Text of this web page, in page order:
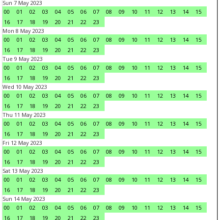
Sun 7 May 2023
00
01 02 03 04 05 06 07 08 09 10 11 12 13 14
15
16
17 18 19 20 21 22
23
Mon 8 May 2023
00
01 02 03 04 05 06 07 08 09 10 11 12 13 14
15
16
17 18 19 20 21 22
23
Tue 9 May 2023
00
01 02 03 04 05 06 07 08 09 10 11 12 13 14
15
16
17 18 19 20 21 22
23
Wed 10 May 2023
00
01 02 03 04 05 06 07 08 09 10 11 12 13 14
15
16
17 18 19 20 21 22
23
Thu 11 May 2023
00
01 02 03 04 05 06 07 08 09 10 11 12 13 14
15
16
17 18 19 20 21 22
23
Fri 12 May 2023
00
01 02 03 04 05 06 07 08 09 10 11 12 13 14
15
16
17 18 19 20 21 22
23
Sat 13 May 2023
00
01 02 03 04 05 06 07 08 09 10 11 12 13 14
15
16
17 18 19 20 21 22
23
Sun 14 May 2023
00
01 02 03 04 05 06 07 08 09 10 11 12 13 14
15
16
17 18 19 20 21 22 23